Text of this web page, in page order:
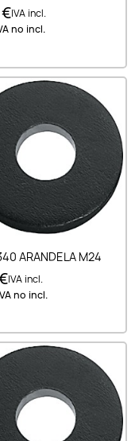
IVA incl.
no incl.
ARANDELA M24
IVA incl.
no incl.